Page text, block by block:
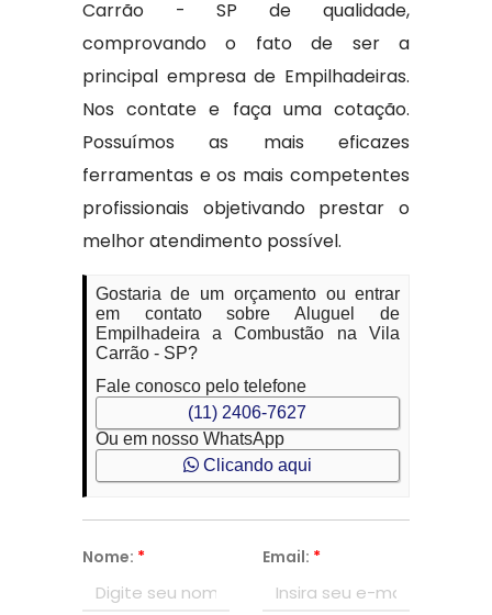
Carrão - SP de qualidade,
comprovando o fato de ser a
principal empresa de Empilhadeiras.
Nos contate e faça uma cotação.
Possuímos as mais eficazes
ferramentas e os mais competentes
profissionais objetivando prestar o
melhor atendimento possível.
Gostaria de um orçamento ou entrar
em contato sobre Aluguel de
Empilhadeira a Combustão na Vila
Carrão - SP?
Fale conosco pelo telefone
(11) 2406-7627
Ou em nosso WhatsApp
Clicando aqui
Nome: * Email: *